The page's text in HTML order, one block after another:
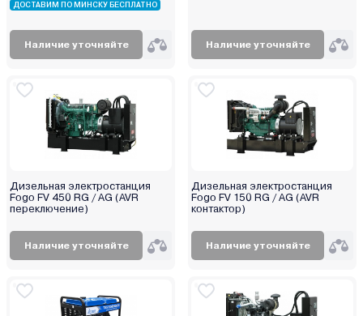
DYLLU
ECO
Edon
Eisemann
Eland
Elitech
ELP
Endress
Eurolux
ДОСТАВИМ ПО МИНСКУ БЕСПЛАТНО
Наличие уточняйте Наличие уточняйте
Дизельная электростанция
Fogo FV 450 RG / AG (AVR
переключение)
Наличие уточняйте
Дизельная электростанция
Fogo FV 150 RG / AG (AVR
контактор)
Наличие уточняйте